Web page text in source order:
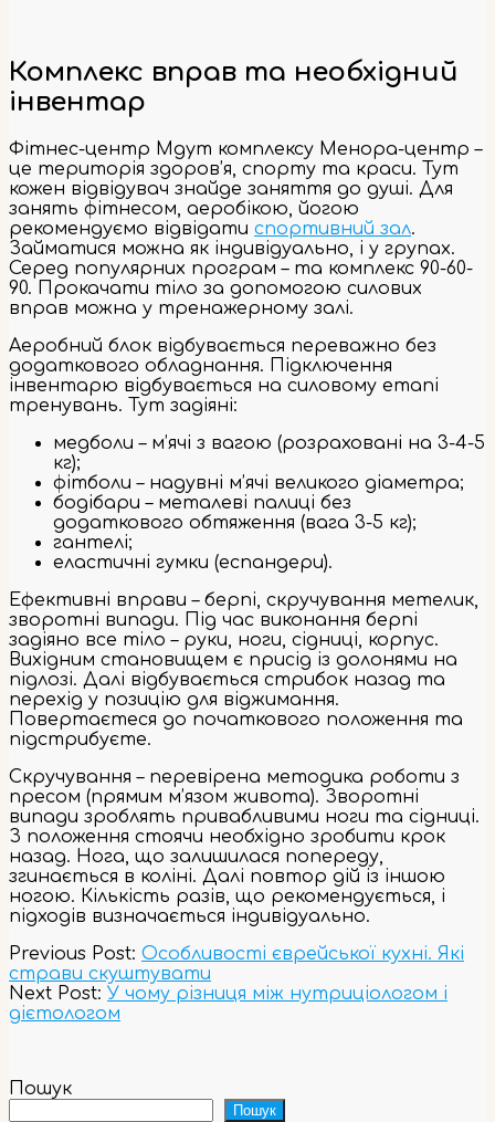
Комплекс вправ та необхідний
інвентар
Фітнес-центр Mgym комплексу Менора-центр –
це територія здоров’я, спорту та краси. Тут
кожен відвідувач знайде заняття до душі. Для
занять фітнесом, аеробікою, йогою
рекомендуємо відвідати спортивний зал.
Займатися можна як індивідуально, і у групах.
Серед популярних програм – та комплекс 90-60-
90. Прокачати тіло за допомогою силових
вправ можна у тренажерному залі.
Аеробний блок відбувається переважно без
додаткового обладнання. Підключення
інвентарю відбувається на силовому етапі
тренувань. Тут задіяні:
медболи – м’ячі з вагою (розраховані на 3-4-5
кг);
фітболи – надувні м’ячі великого діаметра;
бодібари – металеві палиці без
додаткового обтяження (вага 3-5 кг);
гантелі;
еластичні гумки (еспандери).
Ефективні вправи – берпі, скручування метелик,
зворотні випади. Під час виконання берпі
задіяно все тіло – руки, ноги, сідниці, корпус.
Вихідним становищем є присід із долонями на
підлозі. Далі відбувається стрибок назад та
перехід у позицію для віджимання.
Повертаєтеся до початкового положення та
підстрибуєте.
Скручування – перевірена методика роботи з
пресом (прямим м’язом живота). Зворотні
випади зроблять привабливими ноги та сідниці.
З положення стоячи необхідно зробити крок
назад. Нога, що залишилася попереду,
згинається в коліні. Далі повтор дій із іншою
ногою. Кількість разів, що рекомендується, і
підходів визначається індивідуально.
2023-
11-
03
Previous Post: Особливості єврейської кухні. Які
страви скуштувати
Next Post: У чому різниця між нутриціологом і
дієтологом
Пошук
Пошук